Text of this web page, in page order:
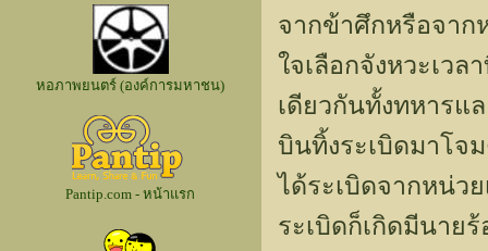
หอภาพยนตร์ (องค์การมหาชน)
Pantip.com - หน้าแรก
จากข้าศึกหรือจาก
ใจเลือกจังหวะเวล
เดียวกันทั้งทหารแ
บินทิ้งระเบิดมาโจ
ได้ระเบิดจากหน่ว
ระเบิดก็เกิดมีนาย